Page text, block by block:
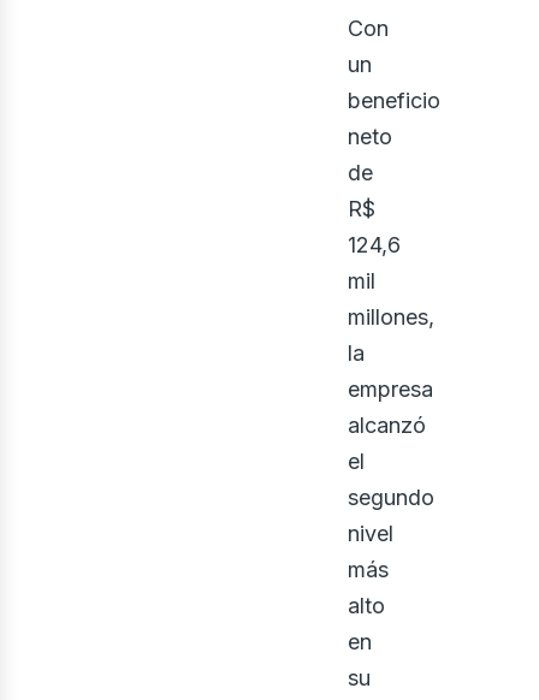
Con
un
beneficio
neto
de
R$
124,6
mil
millones,
la
empresa
alcanzó
el
segundo
nivel
más
alto
en
su